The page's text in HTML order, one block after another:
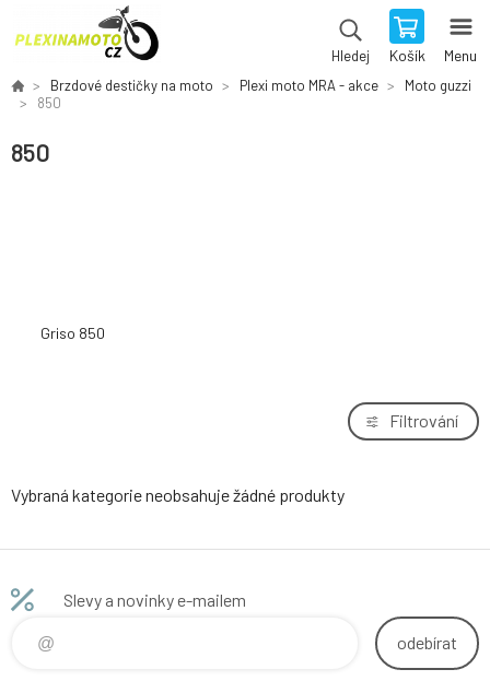
Hledej Košík Menu
Brzdové destičky na moto Plexi moto MRA - akce
Moto guzzi
850
850
Griso 850
Filtrování
Vybraná kategorie neobsahuje žádné produkty
Slevy a novinky e-mailem
odebírat